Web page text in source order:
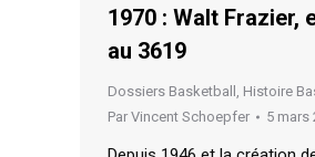
1970 : Walt Frazier,
au 3619
Dossiers Basketball , Histoire
Par Vincent Schoepfer 5 mars